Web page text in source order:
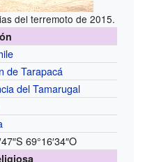
del terremoto de 2015.
de Tarapacá
del Tamarugal
69°16′34″O